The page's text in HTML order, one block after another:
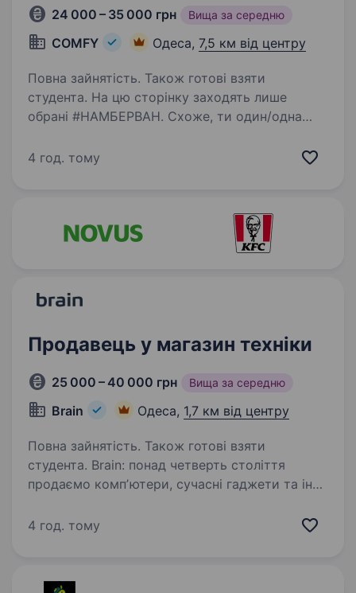
24 000 – 35 000 грн Вища за середню
COMFY Одеса, 7,5 км від центру
Повна зайнятість. Також готові взяти
студента. На цю сторінку заходять лише
обрані #НАМБЕРВАН. Схоже, ти один/одна
новинок в домашніх гаджетах та сервісах
4 год. тому
Продавець у магазин техніки
25 000 – 40 000 грн Вища за середню
Brain Одеса, 1,7 км від центру
Повна зайнятість. Також готові взяти
студента. Brain: понад четверть століття
продаємо компʼютери, сучасні гаджети та інші
організаціям. Запрошуємо стати Продавцем
4 год. тому